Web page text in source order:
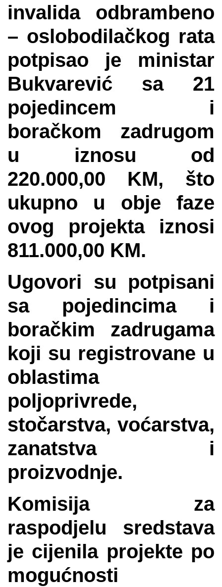
invalida odbrambeno
– oslobodilačkog rata
potpisao je ministar
Bukvarević sa 21
pojedincem i
boračkom zadrugom
u iznosu od
220.000,00 KM, što
ukupno u obje faze
ovog projekta iznosi
811.000,00 KM.
Ugovori su potpisani
sa pojedincima i
boračkim zadrugama
koji su registrovane u
oblastima
poljoprivrede,
stočarstva, voćarstva,
zanatstva i
proizvodnje.
Komisija za
raspodjelu sredstava
je cijenila projekte po
mogućnosti